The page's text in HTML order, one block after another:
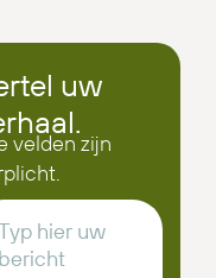
uw
velden zijn